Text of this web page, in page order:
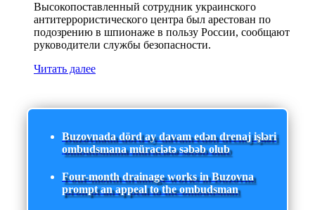
Высокопоставленный сотрудник украинского
антитеррористического центра был арестован по
подозрению в шпионаже в пользу России, сообщают
руководители службы безопасности.
Читать далее
Buzovnada dörd ay davam edən drenaj işləri
ombudsmana müraciətə səbəb olub
Four-month drainage works in Buzovna
prompt an appeal to the ombudsman